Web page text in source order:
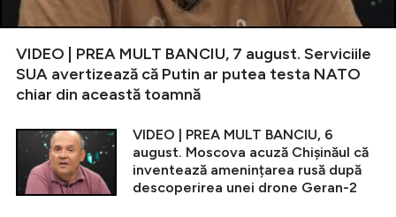
VIDEO | PREA MULT BANCIU, 7 august. Serviciile
SUA avertizează că Putin ar putea testa NATO
chiar din această toamnă
VIDEO | PREA MULT BANCIU, 6
august. Moscova acuză Chișinăul că
inventează amenințarea rusă după
descoperirea unei drone Geran-2